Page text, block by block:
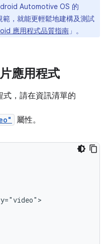
Automotive OS 的
，就能更輕鬆地建構及測試
應用程式品質指南 」。
應用程式
，請在資訊清單的
屬性。